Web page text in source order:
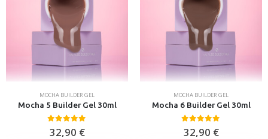
MOCHA BUILDER GEL
Mocha 5 Builder Gel 30ml
0out of 5
32,90 €
MOCHA BUILDER GEL
Mocha 6 Builder Gel 30ml
0out of 5
32,90 €